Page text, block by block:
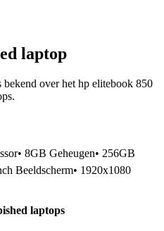
laptop
over het hp elitebook 850
8GB Geheugen• 256GB
Beeldscherm• 1920x1080
laptops